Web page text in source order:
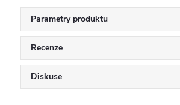
Parametry produktu
Recenze
Diskuse